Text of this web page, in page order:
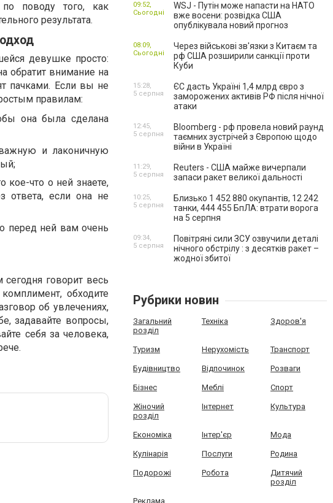
по поводу того, как
результата.
девушке просто:
обратит внимание на
пачками. Если вы не
правилам:
она была сделана
и лаконичную
кое-что о ней знаете,
ответа, если она не
перед ней вам очень
говорит весь
обходите
об увлечениях,
задавайте вопросы,
себя за человека,
WSJ - Путін може напасти на НАТО
вже восени: розвідка США
опублікувала новий прогноз
09:52,
Сьогодні
Через військові зв'язки з Китаєм та
рф США розширили санкції проти
Куби
08:09,
Сьогодні
ЄС дасть Україні 1,4 млрд євро з
заморожених активів РФ після нічної
атаки
15:28,
5 серпня
Bloomberg - рф провела новий раунд
таємних зустрічей з Європою щодо
війни в Україні
12:45,
5 серпня
Reuters - США майже вичерпали
запаси ракет великої дальності
11:29,
5 серпня
Близько 1 452 880 окупантів, 12 242
танки, 444 455 БпЛА: втрати ворога
на 5 серпня
10:25,
5 серпня
Повітряні сили ЗСУ озвучили деталі
нічного обстрілу : з десятків ракет –
жодної збитої
09:34,
5 серпня
Рубрики новин
Загальний
розділ
Техніка Здоров'я
Туризм Нерухомість Транспорт
Будівництво Відпочинок Розваги
Бізнес Меблі Спорт
Жіночий
розділ
Інтернет Культура
Економіка Інтер'єр Мода
Кулінарія Послуги Родина
Подорожі Робота
Дитячий
розділ
Реклама